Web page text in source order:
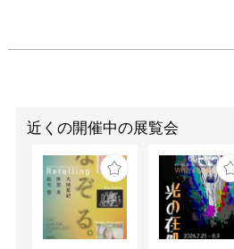
近くの開催中の展覧会